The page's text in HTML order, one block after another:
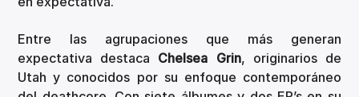
Entre las agrupaciones que más generan
expectativa destaca Chelsea Grin, originarios de
Utah y conocidos por su enfoque contemporáneo